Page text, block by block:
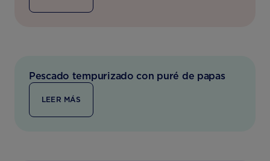
Pescado tempurizado con puré de papas
LEER MÁS